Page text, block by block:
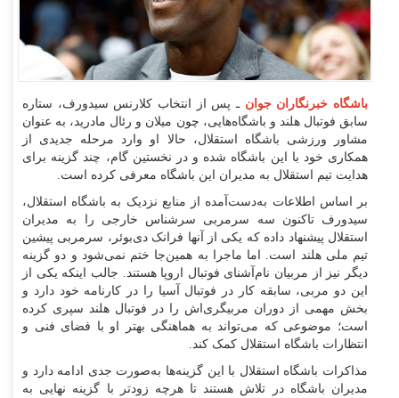
باشگاه خبرنگاران جوان ـ پس از انتخاب کلارنس سیدورف، ستاره
سابق فوتبال هلند و باشگاه‌هایی، چون میلان و رئال مادرید، به عنوان
مشاور ورزشی باشگاه استقلال، حالا او وارد مرحله جدیدی از
همکاری خود با این باشگاه شده و در نخستین گام، چند گزینه برای
هدایت تیم استقلال به مدیران این باشگاه معرفی کرده است.
بر اساس اطلاعات به‌دست‌آمده از منابع نزدیک به باشگاه استقلال،
سیدورف تاکنون سه سرمربی سرشناس خارجی را به مدیران
استقلال پیشنهاد داده که یکی از آنها فرانک دی‌بوئر، سرمربی پیشین
تیم ملی هلند است. اما ماجرا به همین‌جا ختم نمی‌شود و دو گزینه
دیگر نیز از مربیان نام‌آشنای فوتبال اروپا هستند. جالب اینکه یکی از
این دو مربی، سابقه کار در فوتبال آسیا را در کارنامه خود دارد و
بخش مهمی از دوران مربیگری‌اش را در فوتبال هلند سپری کرده
است؛ موضوعی که می‌تواند به هماهنگی بهتر او با فضای فنی و
انتظارات باشگاه استقلال کمک کند.
مذاکرات باشگاه استقلال با این گزینه‌ها به‌صورت جدی ادامه دارد و
مدیران باشگاه در تلاش هستند تا هرچه زودتر با گزینه نهایی به